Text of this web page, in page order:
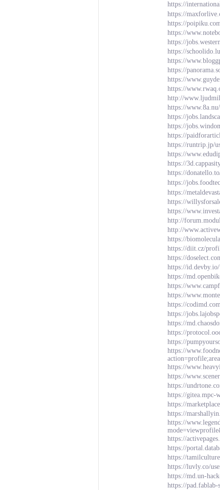
https://
https://
https://
https://
https://
https://
https://
https://
https://
https://
http://
https://
https://
https://
https://
https://runtrip.jp/
https://
https://
https://
https://
https://
https://
https://
http://
http://
https://
https://diit.cz/
https://
https://
https://
https://
https://
https://
https://
https://
https://
https://
https://
https://
https://
https://
https://gitea.mpc-
https://
https://
https://
https://
https://
https://
https://luvly.co/
https://md.un-
https://pad.fablab-